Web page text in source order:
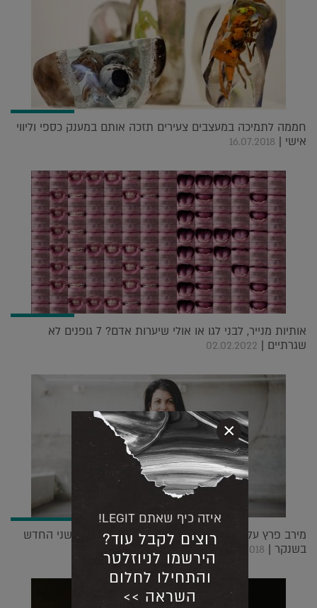
חממה לתמיכה במעצבים צעירים תזכה אותם במענק כספי וליווי
אישי | 16.07.2018
אותיות מנייר, לבני לגו או אולי שיערות אדם? 7 גופנים לא
שגרתיים | 02.02.2022
מירב פרץ על מחשבת עיצוב, בינתחומיות והתואר השני החדש
בשנקר | 18.10.2018
איזה כיף שאתם LEGIT!
רוצים לקבל עוד?
הירשמו לניוזלטר
והתחילו לחלום
השראה >>
×